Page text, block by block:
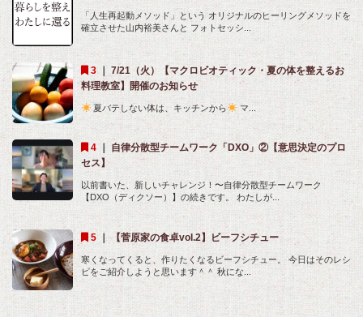
「人生再起動メソッド」という オリジナルのヒーリングメソッドを
確立させた山内裕美さんと フォトセッシ...
｜ 7/21（火）【マクロビオティック・夏の体を整えるお
料理教室】開催のお知らせ
夏バテしない体は、キッチンから マ...
自律分散型チームワーク「DXO」②【意思決定のプロ
セス】
以前書いた、新しいチャレンジ！〜自律分散型チームワーク
【DXO（ディクソー）】の続きです。 わたしが...
｜ 【菅原家の食卓vol.2】ビーフシチュー
寒くなってくると、作りたくなるビーフシチュー。 今日はそのレシ
ピをご紹介しようと思います＾＾ 秋にな...